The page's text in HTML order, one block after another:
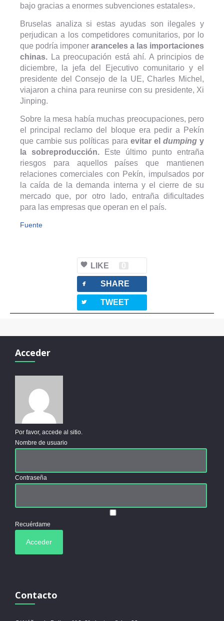
bajo gracias a enormes subvenciones estatales».
Bruselas analiza si estas ayudas son ilegales y
perjudican a los competidores comunitarios, por lo
que podría imponer aranceles a las importaciones
chinas. La preocupación está ahí. A principios de
diciembre, la jefa del Ejecutivo comunitario y el
presidente del Consejo de la UE, Charles Michel,
viajaron a china para reunirse con su presidente, Xi
Jinping.
Sobre la mesa había muchas preocupaciones, pero
el principal reclamo del bloque era pedir a Pekín
que cambie sus políticas para evitar el dumping y
la sobreproducción. Este último punto entraña
riesgos para aquellos países que mantienen
relaciones comerciales con Pekín, impulsados por
la caída de la demanda interna y el cierre de su
mercado que, por otro lado, entraña dificultades
para las empresas que operan en el país.
Fuente
LIKE 0
facebook SHARE
twitterbird TWEET
Acceder
Por favor, accede al sitio.
Nombre de usuario
Contraseña
Recuérdame
Contacto